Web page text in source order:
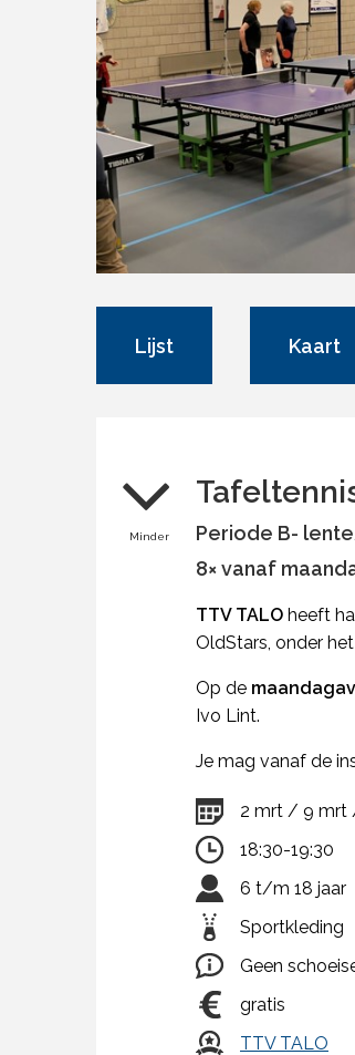
Lijst Kaart
Minder
Periode B-
8× vanaf
TTV TALO heeft
OldStars, onder
Op de
Ivo Lint.
Je mag vanaf de
2 mrt / 9 mrt
18:30-19:30
6 t/m 18 jaar
Sportkleding
Geen
gratis
TTV TALO